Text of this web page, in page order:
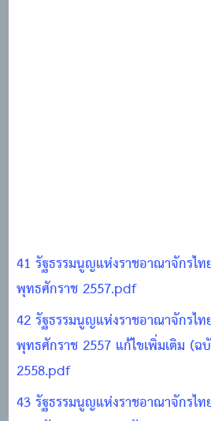
41 รัฐธรรมนูญแห่งราชอาณาจักรไ
พุทธศักราช 2557.pdf
42 รัฐธรรมนูญแห่งราชอาณาจักรไ
พุทธศักราช 2557 แก้ไขเพิ่มเติม (
2558.pdf
43 รัฐธรรมนูญแห่งราชอาณาจักรไ